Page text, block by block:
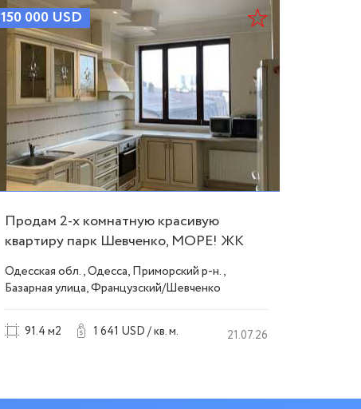
150 000 USD
Продам 2-х комнатную красивую
квартиру парк Шевченко, МОРЕ! ЖК
Капитан ID 52745
Одесская обл., Одесса, Приморский р-н.,
Базарная улица, Французский/Шевченко
91.4 м2 1 641 USD / кв. м. 21.07.26